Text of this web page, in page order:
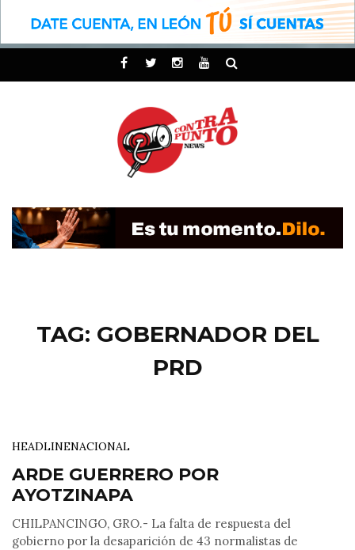
TAG: GOBERNADOR DEL
PRD
HEADLINENACIONAL
ARDE GUERRERO POR
AYOTZINAPA
CHILPANCINGO, GRO.- La falta de respuesta del
gobierno por la desaparición de 43 normalistas de